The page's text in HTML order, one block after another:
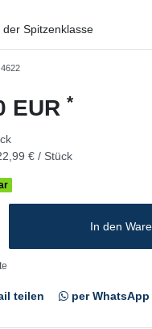
Spitzenklasse
4622
EUR *
€ / Stück
In den
teilen per